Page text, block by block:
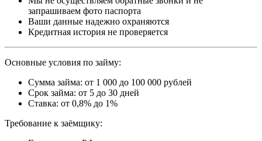
запрашиваем фото паспорта
Ваши данные надежно охраняются
Кредитная история не проверяется
Основные условия по займу:
Сумма займа: от 1 000 до 100 000 рублей
Срок займа: от 5 до 30 дней
Ставка: от 0,8% до 1%
Требование к заёмщику: